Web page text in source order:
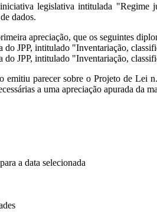
legislativa intitulada
dados.
apreciação, que os seguintes
do JPP, intitulado "Inventariação,
do JPP, intitulado "Inventariação,
emitiu parecer sobre o Projeto de
a uma apreciação apurada da
a data selecionada